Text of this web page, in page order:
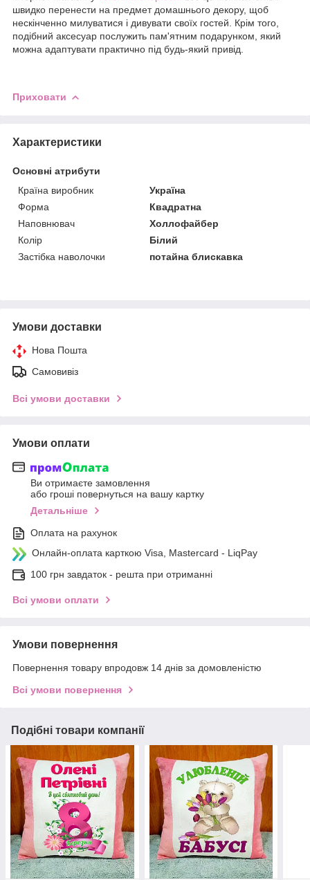
швидко перенести на предмет домашнього декору, щоб
нескінченно милуватися і дивувати своїх гостей. Крім того,
подібний аксесуар послужить пам'ятним подарунком, який
можна адаптувати практично під будь-який привід.
Приховати
Характеристики
Основні атрибути
Країна виробник
Україна
Форма
Квадратна
Наповнювач
Холлофайбер
Колір
Білий
Застібка наволочки
потайна блискавка
Умови доставки
Нова Пошта
Самовивіз
Всі умови доставки
Умови оплати
Ви отримаєте замовлення
або гроші повернуться на вашу картку
Детальніше
Оплата на рахунок
Онлайн-оплата карткою Visa, Mastercard - LiqPay
100 грн завдаток - решта при отриманні
Всі умови оплати
Умови повернення
Повернення товару впродовж 14 днів за домовленістю
Всі умови повернення
Подібні товари компанії